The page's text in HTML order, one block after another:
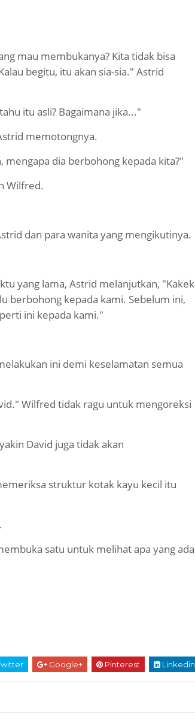
mau membukanya? Kita tidak bisa
begitu, itu akan sia-sia." Astrid
itu asli? Bagaimana jika..."
memotongnya.
mengapa dia berbohong kepada kita?"
Wilfred.
dan para wanita yang mengikutinya.
yang lama, Astrid melanjutkan, "Kakek
berbohong kepada kami. Sebelum ini,
ini kepada kami."
ini demi keselamatan semua
Wilfred tidak ragu untuk mengoreksi
David juga tidak akan
struktur kotak kayu kecil itu
satu untuk melihat apa yang ada
Google+ Pinterest Linkedin